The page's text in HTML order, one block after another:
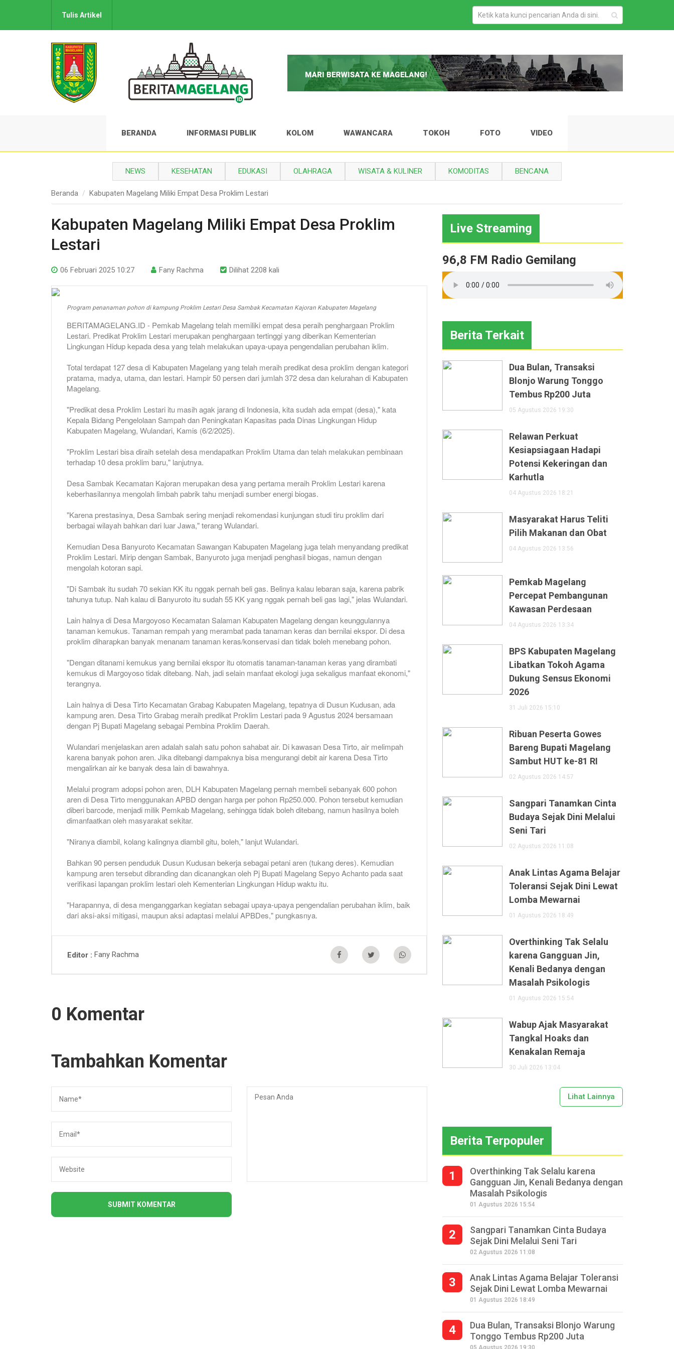
Tulis Artikel
BERANDA INFORMASI PUBLIK KOLOM WAWANCARA TOKOH FOTO VIDEO
NEWS KESEHATAN EDUKASI OLAHRAGA WISATA & KULINER KOMODITAS BENCANA
Beranda Kabupaten Magelang Miliki Empat Desa Proklim Lestari
Kabupaten Magelang Miliki Empat Desa Proklim
Lestari
06 Februari 2025 10:27 Fany Rachma Dilihat 2208 kali
Program penanaman pohon di kampung Proklim Lestari Desa Sambak Kecamatan Kajoran Kabupaten Magelang
BERITAMAGELANG.ID - Pemkab Magelang telah memiliki empat desa peraih penghargaan Proklim
Lestari. Predikat Proklim Lestari merupakan penghargaan tertinggi yang diberikan Kementerian
Lingkungan Hidup kepada desa yang telah melakukan upaya-upaya pengendalian perubahan iklim.
Total terdapat 127 desa di Kabupaten Magelang yang telah meraih predikat desa proklim dengan kategori
pratama, madya, utama, dan lestari. Hampir 50 persen dari jumlah 372 desa dan kelurahan di Kabupaten
Magelang.
"Predikat desa Proklim Lestari itu masih agak jarang di Indonesia, kita sudah ada empat (desa)," kata
Kepala Bidang Pengelolaan Sampah dan Peningkatan Kapasitas pada Dinas Lingkungan Hidup
Kabupaten Magelang, Wulandari, Kamis (6/2/2025).
"Proklim Lestari bisa diraih setelah desa mendapatkan Proklim Utama dan telah melakukan pembinaan
terhadap 10 desa proklim baru," lanjutnya.
Desa Sambak Kecamatan Kajoran merupakan desa yang pertama meraih Proklim Lestari karena
keberhasilannya mengolah limbah pabrik tahu menjadi sumber energi biogas.
"Karena prestasinya, Desa Sambak sering menjadi rekomendasi kunjungan studi tiru proklim dari
berbagai wilayah bahkan dari luar Jawa," terang Wulandari.
Kemudian Desa Banyuroto Kecamatan Sawangan Kabupaten Magelang juga telah menyandang predikat
Proklim Lestari. Mirip dengan Sambak, Banyuroto juga menjadi penghasil biogas, namun dengan
mengolah kotoran sapi.
"Di Sambak itu sudah 70 sekian KK itu nggak pernah beli gas. Belinya kalau lebaran saja, karena pabrik
tahunya tutup. Nah kalau di Banyuroto itu sudah 55 KK yang nggak pernah beli gas lagi," jelas Wulandari.
Lain halnya di Desa Margoyoso Kecamatan Salaman Kabupaten Magelang dengan keunggulannya
tanaman kemukus. Tanaman rempah yang merambat pada tanaman keras dan bernilai ekspor. Di desa
proklim diharapkan banyak menanam tanaman keras/konservasi dan tidak boleh menebang pohon.
"Dengan ditanami kemukus yang bernilai ekspor itu otomatis tanaman-tanaman keras yang dirambati
kemukus di Margoyoso tidak ditebang. Nah, jadi selain manfaat ekologi juga sekaligus manfaat ekonomi,"
terangnya.
Lain halnya di Desa Tirto Kecamatan Grabag Kabupaten Magelang, tepatnya di Dusun Kudusan, ada
kampung aren. Desa Tirto Grabag meraih predikat Proklim Lestari pada 9 Agustus 2024 bersamaan
dengan Pj Bupati Magelang sebagai Pembina Proklim Daerah.
Wulandari menjelaskan aren adalah salah satu pohon sahabat air. Di kawasan Desa Tirto, air melimpah
karena banyak pohon aren. Jika ditebangi dampaknya bisa mengurangi debit air karena Desa Tirto
mengalirkan air ke banyak desa lain di bawahnya.
Melalui program adopsi pohon aren, DLH Kabupaten Magelang pernah membeli sebanyak 600 pohon
aren di Desa Tirto menggunakan APBD dengan harga per pohon Rp250.000. Pohon tersebut kemudian
diberi barcode, menjadi milik Pemkab Magelang, sehingga tidak boleh ditebang, namun hasilnya boleh
dimanfaatkan oleh masyarakat sekitar.
"Niranya diambil, kolang kalingnya diambil gitu, boleh," lanjut Wulandari.
Bahkan 90 persen penduduk Dusun Kudusan bekerja sebagai petani aren (tukang deres). Kemudian
kampung aren tersebut dibranding dan dicanangkan oleh Pj Bupati Magelang Sepyo Achanto pada saat
verifikasi lapangan proklim lestari oleh Kementerian Lingkungan Hidup waktu itu.
"Harapannya, di desa menganggarkan kegiatan sebagai upaya-upaya pengendalian perubahan iklim, baik
dari aksi-aksi mitigasi, maupun aksi adaptasi melalui APBDes," pungkasnya.
Editor Fany Rachma
0 Komentar
Tambahkan Komentar
Live Streaming
96,8 FM Radio Gemilang
Berita Terkait
Dua Bulan, Transaksi
Blonjo Warung Tonggo
Tembus Rp200 Juta
05 Agustus 2026 19:30
Relawan Perkuat
Kesiapsiagaan Hadapi
Potensi Kekeringan dan
Karhutla
04 Agustus 2026 18:21
Masyarakat Harus Teliti
Pilih Makanan dan Obat
04 Agustus 2026 13:56
Pemkab Magelang
Percepat Pembangunan
Kawasan Perdesaan
04 Agustus 2026 13:34
BPS Kabupaten Magelang
Libatkan Tokoh Agama
Dukung Sensus Ekonomi
2026
31 Juli 2026 15:10
Ribuan Peserta Gowes
Bareng Bupati Magelang
Sambut HUT ke-81 RI
02 Agustus 2026 14:57
Sangpari Tanamkan Cinta
Budaya Sejak Dini Melalui
Seni Tari
02 Agustus 2026 11:08
Anak Lintas Agama Belajar
Toleransi Sejak Dini Lewat
Lomba Mewarnai
01 Agustus 2026 18:49
Overthinking Tak Selalu
karena Gangguan Jin,
Kenali Bedanya dengan
Masalah Psikologis
01 Agustus 2026 15:54
Wabup Ajak Masyarakat
Tangkal Hoaks dan
Kenakalan Remaja
30 Juli 2026 13:04
Lihat Lainnya
Berita Terpopuler
1
Overthinking Tak Selalu karena
Gangguan Jin, Kenali Bedanya dengan
Masalah Psikologis
01 Agustus 2026 15:54
2
Sangpari Tanamkan Cinta Budaya
Sejak Dini Melalui Seni Tari
02 Agustus 2026 11:08
3
Anak Lintas Agama Belajar Toleransi
Sejak Dini Lewat Lomba Mewarnai
01 Agustus 2026 18:49
4
Dua Bulan, Transaksi Blonjo Warung
Tonggo Tembus Rp200 Juta
05 Agustus 2026 19:30